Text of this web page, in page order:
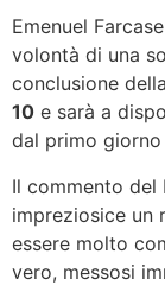
Emenuel
volontà di una
conclusione
10 e sarà a
dal primo
Il commento del
impreziosice un
essere molto
vero, messosi